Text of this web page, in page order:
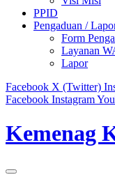
PPID
Pengaduan /
Form
Layanan
Lapor
Facebook X (Twitter)
Facebook Instagram
Kemenag